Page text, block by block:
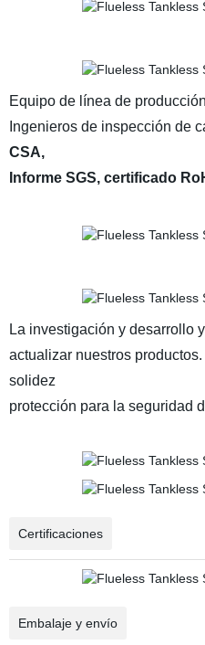
Equipo de línea de
Ingenieros de inspección de
CSA,
Informe SGS, certificado
La investigación y desarrollo
actualizar nuestros
solidez
protección para la seguridad
Certificaciones
Embalaje y envío